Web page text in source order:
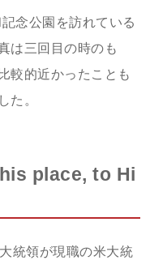
念公園を訪れている
は三回目の時のも
較的近かったことも
た。
place, to Hi
統領が現職の米大統